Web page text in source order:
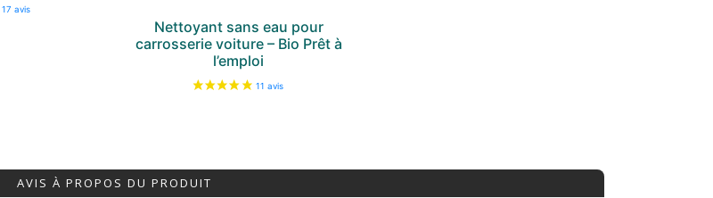
Nettoyant sans eau pour
carrosserie voiture – Bio Prêt à
l’emploi
AVIS À PROPOS DU PRODUIT